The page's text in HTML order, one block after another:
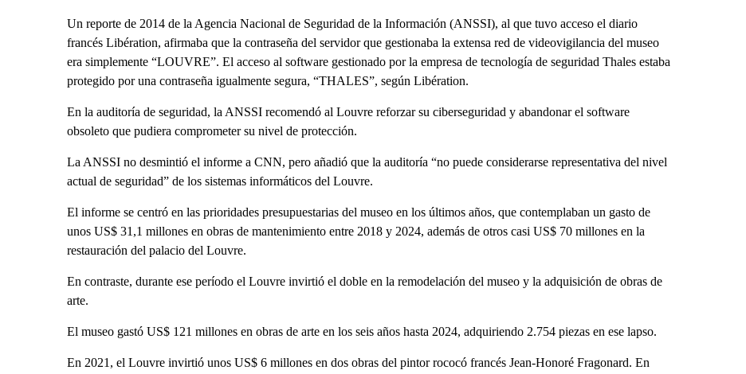
Un reporte de 2014 de la Agencia Nacional de Seguridad de la Información (ANSSI), al que tuvo acceso el diario
francés Libération, afirmaba que la contraseña del servidor que gestionaba la extensa red de videovigilancia del museo
era simplemente “LOUVRE”. El acceso al software gestionado por la empresa de tecnología de seguridad Thales estaba
protegido por una contraseña igualmente segura, “THALES”, según Libération.
En la auditoría de seguridad, la ANSSI recomendó al Louvre reforzar su ciberseguridad y abandonar el software
obsoleto que pudiera comprometer su nivel de protección.
La ANSSI no desmintió el informe a CNN, pero añadió que la auditoría “no puede considerarse representativa del nivel
actual de seguridad” de los sistemas informáticos del Louvre.
El informe se centró en las prioridades presupuestarias del museo en los últimos años, que contemplaban un gasto de
unos US$ 31,1 millones en obras de mantenimiento entre 2018 y 2024, además de otros casi US$ 70 millones en la
restauración del palacio del Louvre.
En contraste, durante ese período el Louvre invirtió el doble en la remodelación del museo y la adquisición de obras de
arte.
El museo gastó US$ 121 millones en obras de arte en los seis años hasta 2024, adquiriendo 2.754 piezas en ese lapso.
En 2021, el Louvre invirtió unos US$ 6 millones en dos obras del pintor rococó francés Jean-Honoré Fragonard. En